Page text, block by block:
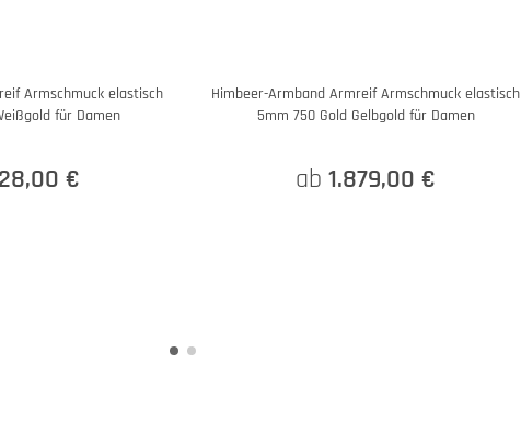
Armschmuck elastisch
für Damen
€
Himbeer-Armband Armreif Armschmuck elastisch
5mm 750 Gold Gelbgold für Damen
ab1.879,00 €